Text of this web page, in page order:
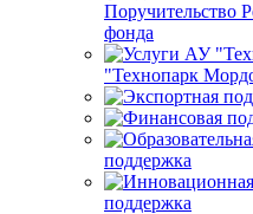
Поручительство
фонда
"Технопарк
поддержка
поддержка